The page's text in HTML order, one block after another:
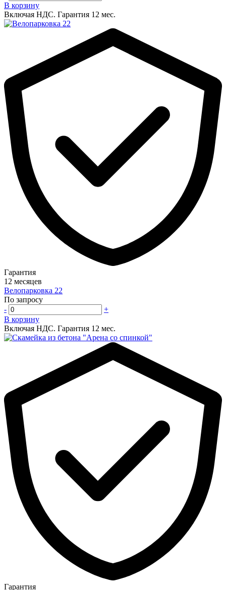
В корзину
Включая НДС. Гарантия 12 мес.
Гарантия
12 месяцев
Велопарковка 22
По запросу
-
+
В корзину
Включая НДС. Гарантия 12 мес.
Гарантия